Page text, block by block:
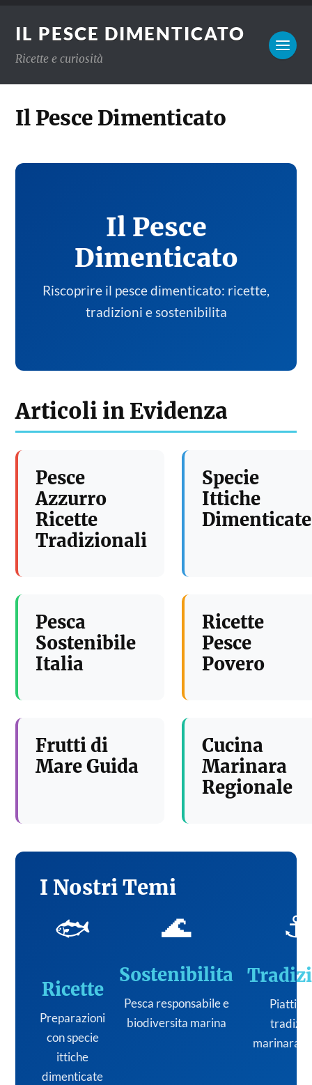
IL PESCE DIMENTICATO
Ricette e curiosità
Il Pesce Dimenticato
Il Pesce
Dimenticato
Riscoprire il pesce dimenticato: ricette,
tradizioni e sostenibilita
Articoli in Evidenza
Pesce
Azzurro
Ricette
Tradizionali
Specie
Ittiche
Dimenticate
Pesca
Sostenibile
Italia
Ricette
Pesce
Povero
Frutti di
Mare Guida
Cucina
Marinara
Regionale
I Nostri Temi
🐟
Ricette
Preparazioni
con specie
ittiche
dimenticate
🌊
Sostenibilita
Pesca responsabile e
biodiversita marina
⚓
Piatti
marinara